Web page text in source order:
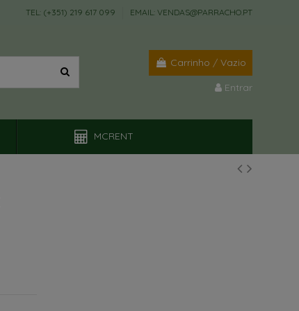
TEL: (+351) 219 617 099 EMAIL: VENDAS@PARRACHO.PT
Carrinho / Vazio
Entrar
MCRENT